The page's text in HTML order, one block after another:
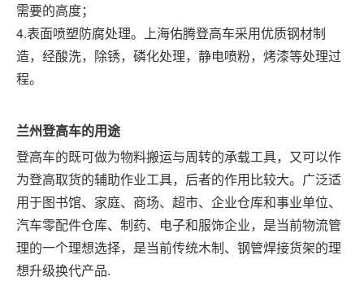
需要的高度；
4.表面喷塑防腐处理。上海佑腾登高车采用优质钢材制
造，经酸洗，除锈，磷化处理，静电喷粉，烤漆等处理过
程。
兰州登高车的用途
登高车的既可做为物料搬运与周转的承载工具，又可以作
为登高取货的辅助作业工具，后者的作用比较大。广泛适
用于图书馆、家庭、商场、超市、企业仓库和事业单位、
汽车零配件仓库、制药、电子和服饰企业，是当前物流管
理的一个理想选择，是当前传统木制、钢管焊接货架的理
想升级换代产品.